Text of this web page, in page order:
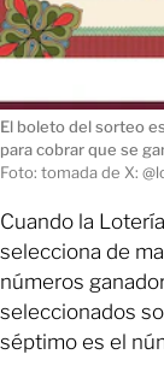
El boleto del sorteo
para cobrar que se
Foto: tomada de X:
Cuando la
selecciona de
números
seleccionados
séptimo es el